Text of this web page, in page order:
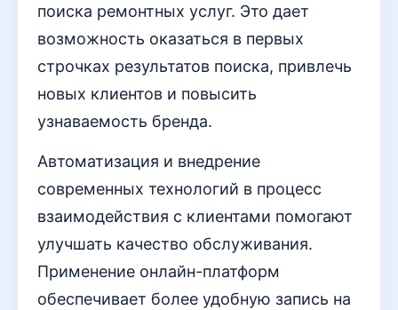
поиска ремонтных услуг. Это дает
возможность оказаться в первых
строчках результатов поиска, привлечь
новых клиентов и повысить
узнаваемость бренда.
Автоматизация и внедрение
современных технологий в процесс
взаимодействия с клиентами помогают
улучшать качество обслуживания.
Применение онлайн-платформ
обеспечивает более удобную запись на